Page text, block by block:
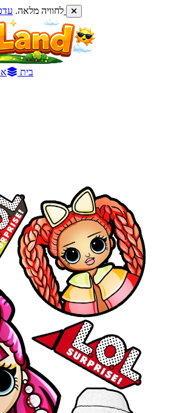
עדכן את ההרחבה של CursorLand לחוויה מלאה.
בית